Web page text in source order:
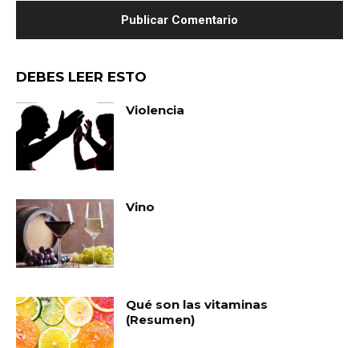
DEBES LEER ESTO
Violencia
Vino
Qué son las vitaminas
(Resumen)